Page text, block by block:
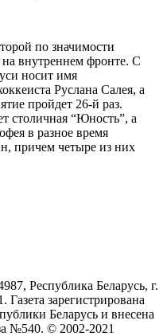
по значимости
внутреннем фронте. C
носит имя
Руслана Салея, а
пройдет 26-й раз.
столичная “Юность”, а
в разное время
причем четыре из них
Республика Беларусь, г.
зарегистрирована
Беларусь и внесена
№540. © 2002-2021